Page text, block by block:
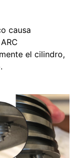
causa
el cilindro,